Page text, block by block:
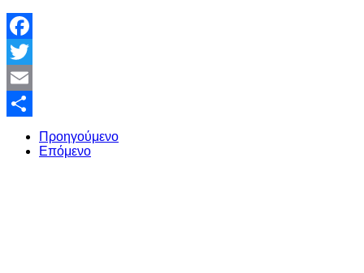
Facebook
Twitter
Email
Share
Προηγούμενο
Επόμενο